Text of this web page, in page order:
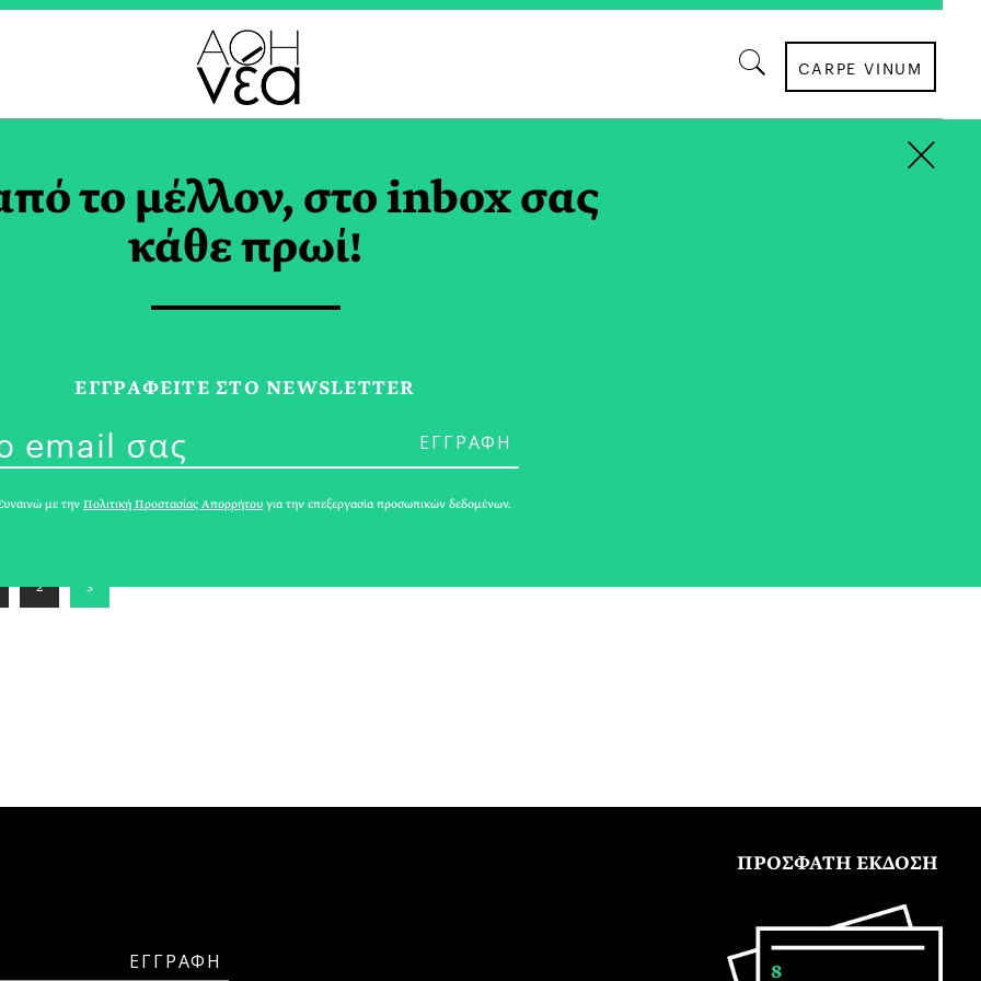
CARPE VINUM
ΑΘΗΝΩΝ TAG
Save the Spirit: «Ελληνικό Απόσταγμα
ΑΘΗΝΕΑ
2 3
ΠΡΟΣΦΑΤΗ ΕΚΔΟΣΗ
8
το μέλλον, στο inbox σας
κάθε πρωί!
ΕΓΓPΑΦΕΙΤΕ ΣΤΟ NEWSLETTER
με τηνΠολιτική Προστασίας Απορρήτου για την επεξεργασία προσωπικών δεδομένων.
×